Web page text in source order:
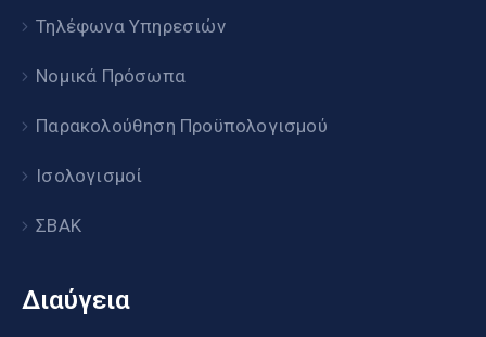
Τηλέφωνα Υπηρεσιών
Νομικά Πρόσωπα
Παρακολούθηση Προϋπολογισμού
Ισολογισμοί
ΣΒΑΚ
Διαύγεια